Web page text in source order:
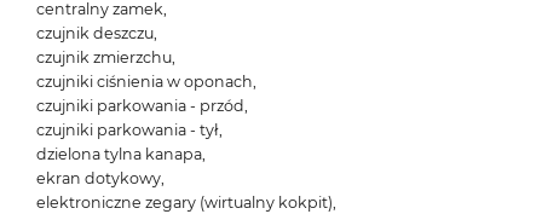
centralny zamek,
czujnik deszczu,
czujnik zmierzchu,
czujniki ciśnienia w oponach,
czujniki parkowania - przód,
czujniki parkowania - tył,
dzielona tylna kanapa,
ekran dotykowy,
elektroniczne zegary (wirtualny kokpit),